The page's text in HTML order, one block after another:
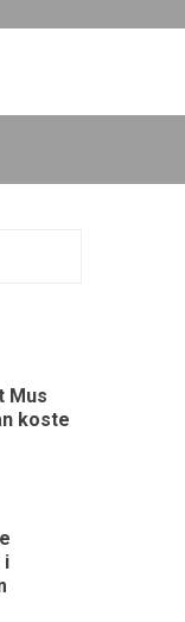
Mus
koste
i